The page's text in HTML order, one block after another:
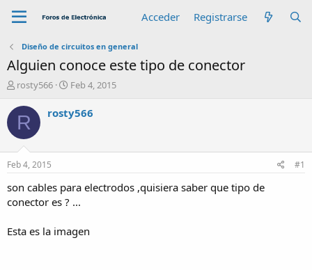
Acceder Registrarse
Diseño de circuitos en general
Alguien conoce este tipo de conector
A
t
o
r
rosty566
F
c
h
n
c
o
Feb 4, 2015
R rosty566
Feb 4, 2015 #1
son cables para electrodos ,quisiera saber que tipo de
conector es ? ...
Esta es la imagen